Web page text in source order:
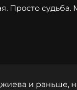
Просто
и раньше,